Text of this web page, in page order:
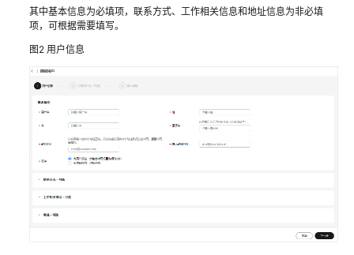
准
备
工
作
创
其中基本信息为必填项，联系方式、工作相关信息和地址信息为非必填
项，可根据需要填写。
图2 用户信息